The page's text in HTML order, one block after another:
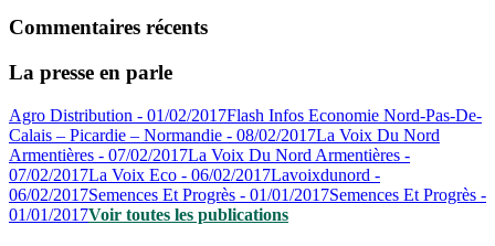
Commentaires récents
La presse en parle
Agro Distribution - 01/02/2017Flash Infos Economie Nord-Pas-De-
Calais – Picardie – Normandie - 08/02/2017La Voix Du Nord
Armentières - 07/02/2017La Voix Du Nord Armentières -
07/02/2017La Voix Eco - 06/02/2017Lavoixdunord -
06/02/2017Semences Et Progrès - 01/01/2017Semences Et Progrès -
01/01/2017Voir toutes les publications